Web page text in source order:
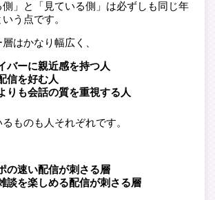
側」と「見ている側」は必ずしも同じ年
う点です。
はかなり幅広く、
バーに親近感を持つ人
信を好む人
りも会話の質を重視する人
ものも人それぞれです。
の速い配信が刺さる層
談を楽しめる配信が刺さる層